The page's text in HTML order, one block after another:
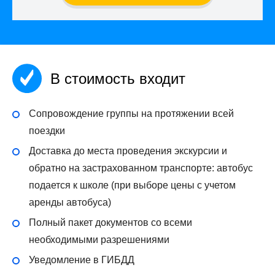
В стоимость входит
Сопровождение группы на протяжении всей
поездки
Доставка до места проведения экскурсии и
обратно на застрахованном транспорте: автобус
подается к школе (при выборе цены с учетом
аренды автобуса)
Полный пакет документов со всеми
необходимыми разрешениями
Уведомление в ГИБДД